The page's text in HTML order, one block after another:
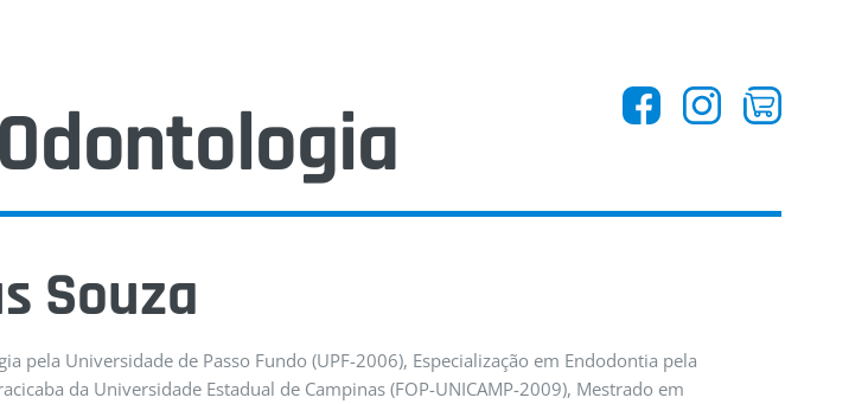
Dentistas
Souza
pela Universidade de Passo Fundo (UPF-2006), Especialização em Endodontia pela
da Universidade Estadual de Campinas (FOP-UNICAMP-2009), Mestrado em